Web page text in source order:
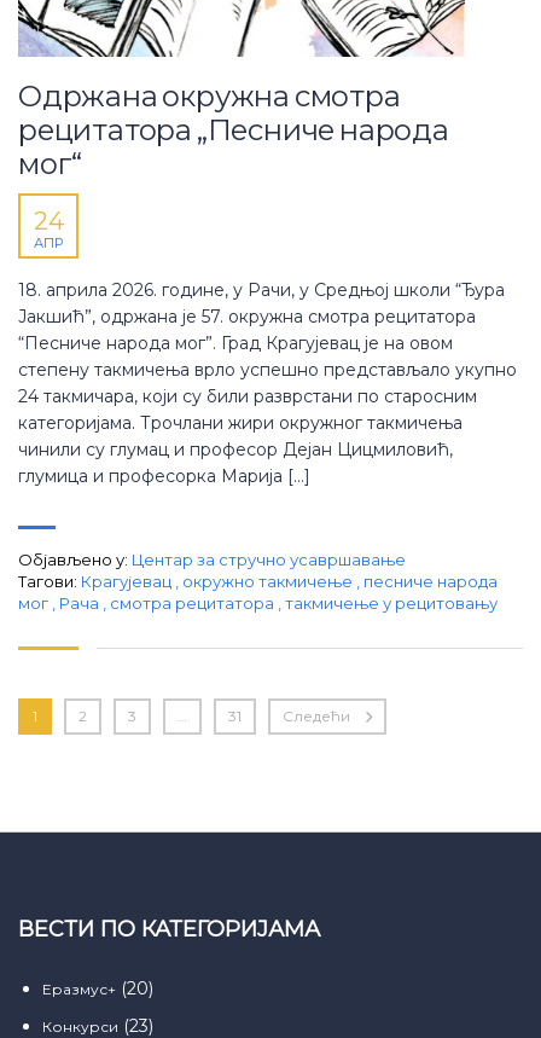
Одржана окружна смотра
рецитатора „Песниче народа
мог“
24
АПР
18. априла 2026. године, у Рачи, у Средњој школи “Ђура
Јакшић”, одржана је 57. окружна смотра рецитатора
“Песниче народа мог”. Град Крагујевац је на овом
степену такмичења врло успешно представљало укупно
24 такмичара, који су били разврстани по старосним
категоријама. Трочлани жири окружног такмичења
чинили су глумац и професор Дејан Цицмиловић,
глумица и професорка Марија […]
Објављено у: Центар за стручно усавршавање
Тагови: Крагујевац окружно такмичење
песниче народа
мог
Рача смотра рецитатора такмичење у рецитовању
1 2 3 31 Следећи
ВЕСТИ ПО КАТЕГОРИЈАМА
Еразмус+ (20)
Конкурси (23)